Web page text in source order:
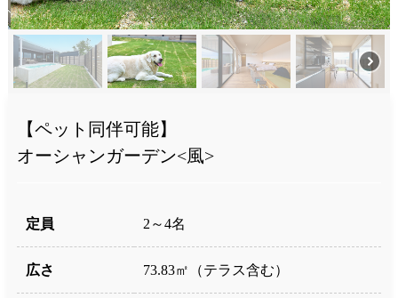
【ペット同伴可能】
オーシャンガーデン<風>
定員 2～4名
広さ 73.83㎡（テラス含む）